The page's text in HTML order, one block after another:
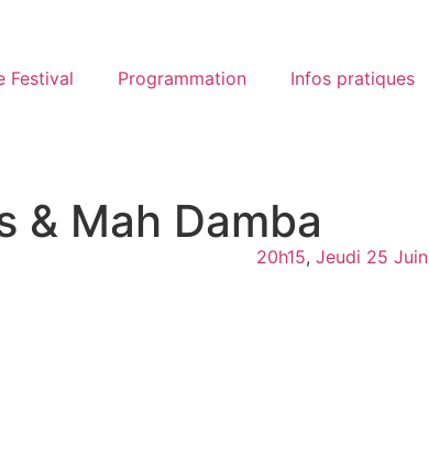
Festival Programmation Infos pratiques
& Mah Damba
20h15, Jeudi 25 Juin